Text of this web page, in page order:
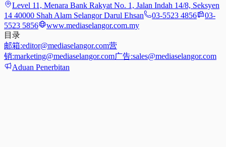
Level 11, Menara Bank Rakyat No. 1, Jalan Indah 14/8, Seksyen
14 40000 Shah Alam Selangor Darul Ehsan
03-5523 4856
03-
5523 5856
www.mediaselangor.com.my
目录
邮箱:editor@mediaselangor.com营
销:marketing@mediaselangor.com广告:sales@mediaselangor.com
Aduan Penerbitan